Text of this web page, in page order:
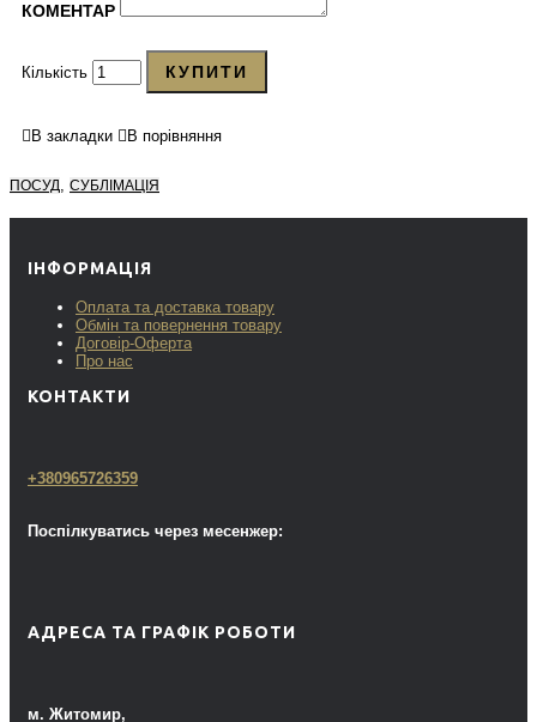
КОМЕНТАР
Кількість КУПИТИ
В закладки В порівняння
ПОСУД, СУБЛІМАЦІЯ
ІНФОРМАЦІЯ
Оплата та доставка товару
Обмін та повернення товару
Договір-Оферта
Про нас
КОНТАКТИ
+380965726359
Поспілкуватись через месенжер:
АДРЕСА ТА ГРАФІК РОБОТИ
м. Житомир,